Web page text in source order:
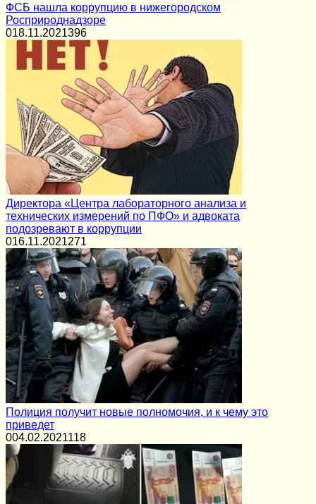
ФСБ нашла коррупцию в нижегородском
Росприроднадзоре
018.11.2021396
Директора «Центра лабораторного анализа и
технических измерений по ПФО» и адвоката
подозревают в коррупции
016.11.2021271
Полиция получит новые полномочия, и к чему это
приведет
004.02.2021118